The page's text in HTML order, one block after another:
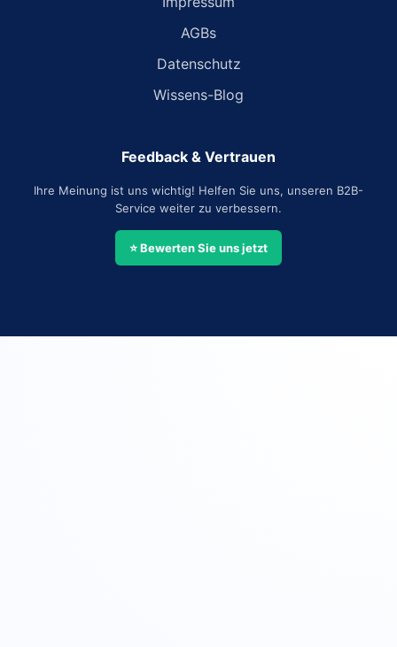
AGBs
Datenschutz
Wissens-Blog
Feedback & Vertrauen
Ihre Meinung ist uns wichtig! Helfen Sie uns, unseren B2B-
Service weiter zu verbessern.
⭐ Bewerten Sie uns jetzt